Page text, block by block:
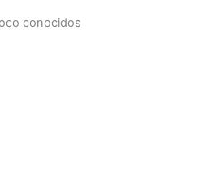
conocidos